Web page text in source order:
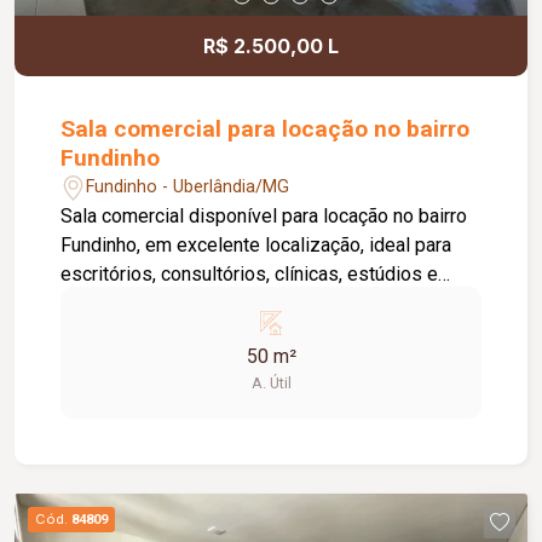
R$ 2.500,00 L
Sala comercial para locação no bairro
Fundinho
Fundinho - Uberlândia/MG
Sala comercial disponível para locação no bairro
Fundinho, em excelente localização, ideal para
escritórios, consultórios, clínicas, estúdios e
aproximadamente 50 m², forro em gesso, copa,
ponto de água, interfone e acesso por senha,
oferecendo praticidade e funcionalidade para o
banheiros feminino e masculino com
acessibilidade, controle de acesso facial, água
50 m²
A. Útil
Cód. 84809